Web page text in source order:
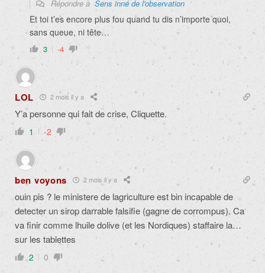
Répondre à Sens inné de l'observation
Et toi t’es encore plus fou quand tu dis n’importe quoi,
sans queue, ni tête…
3 -4
LOL 2 mois il y a
Y’a personne qui fait de crise, Cliquette.
1 -2
ben voyons 2 mois il y a
ouin pis ? le ministere de lagriculture est bin incapable de
detecter un sirop darrable falsifie (gagne de corrompus). Ca
va finir comme lhuile dolive (et les Nordiques) staffaire la…
sur les tablettes
2 0